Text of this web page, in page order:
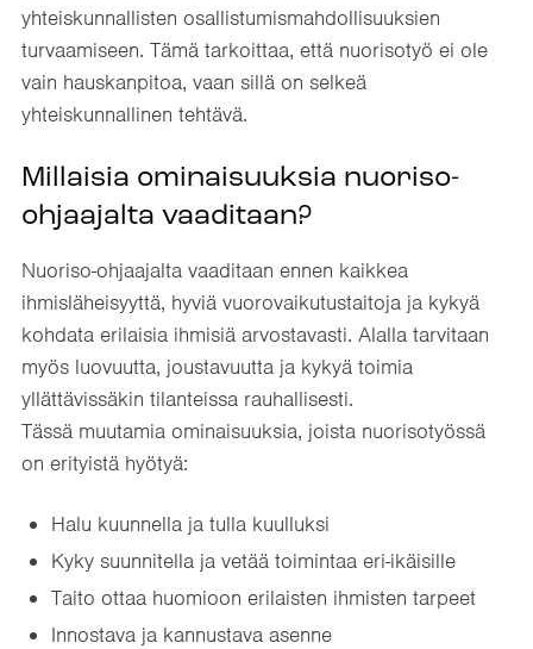
yhteiskunnallisten osallistumismahdollisuuksien
turvaamiseen. Tämä tarkoittaa, että nuorisotyö ei ole
vain hauskanpitoa, vaan sillä on selkeä
yhteiskunnallinen tehtävä.
Millaisia ominaisuuksia nuoriso-
ohjaajalta vaaditaan?
Nuoriso-ohjaajalta vaaditaan ennen kaikkea
ihmisläheisyyttä, hyviä vuorovaikutustaitoja ja kykyä
kohdata erilaisia ihmisiä arvostavasti. Alalla tarvitaan
myös luovuutta, joustavuutta ja kykyä toimia
yllättävissäkin tilanteissa rauhallisesti.
Tässä muutamia ominaisuuksia, joista nuorisotyössä
on erityistä hyötyä:
Halu kuunnella ja tulla kuulluksi
Kyky suunnitella ja vetää toimintaa eri-ikäisille
Taito ottaa huomioon erilaisten ihmisten tarpeet
Innostava ja kannustava asenne